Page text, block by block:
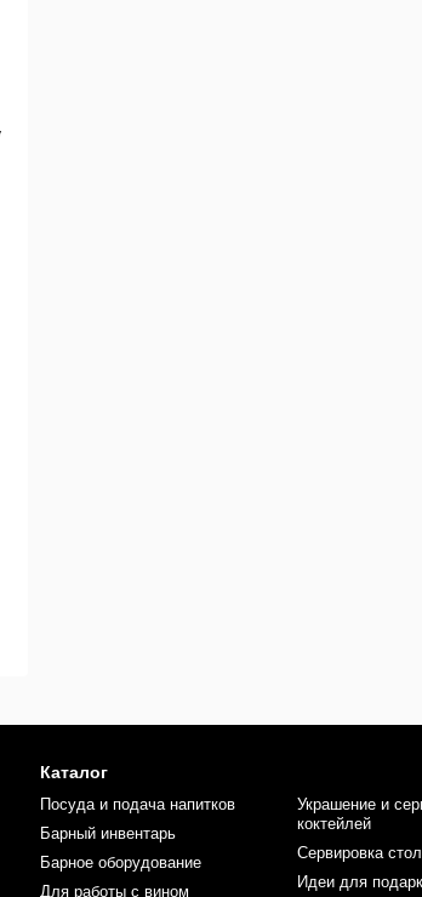
Каталог
Посуда и подача напитков
Барный инвентарь
Барное оборудование
Для работы с вином
Украшение и
коктейлей
Сервировка
Идеи для